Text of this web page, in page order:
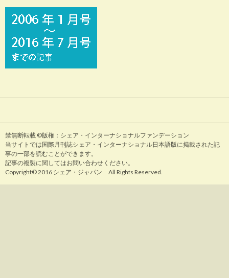
禁無断転載 ©版権：シェア・インターナショナルファンデーション
当サイトでは国際月刊誌シェア・インターナショナル日本語版に掲載された記
事の一部を読むことができます。
記事の複製に関してはお問い合わせください。
Copyright© 2016 シェア・ジャパン All Rights Reserved.